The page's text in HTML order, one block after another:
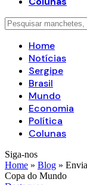
Home
Notícias
Sergipe
Brasil
Mundo
Economia
Política
Colunas
Siga-nos
Home » Blog »
Copa do Mundo